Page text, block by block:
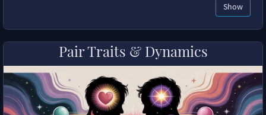
Show
Pair Traits & Dynamics